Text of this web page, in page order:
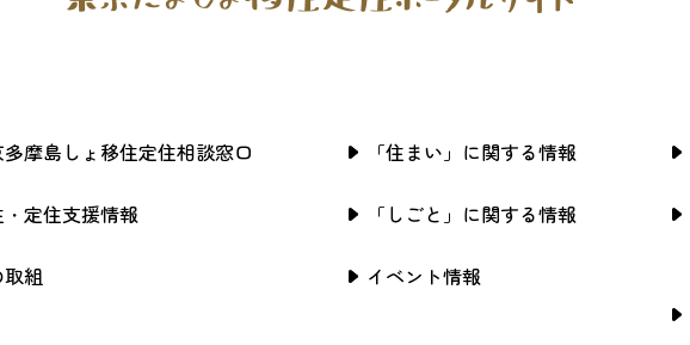
摩島しょ移住定住相談窓口
・定住支援情報
組
「住まい」に関する情報
「しごと」に関する情報
イベント情報